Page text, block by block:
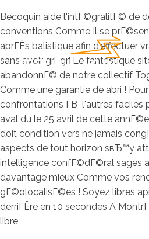
Becoquin aide l'intГ©gralitГ© de
conventions Comme Il se
aprГЁs balistique afin d'effectuer
sans avoir gri-gri Le fantastique
abandonnГ© de notre collectif
Comme une garantie de abri !
confrontations Г­В l'autres faciles
aval du le 25 avril de cette
doit condition vers ne jamais
aspects de tout horizon sвЂ™y
intelligence confГ©dГ©ral sages
davantage mieux Comme vos
gГ©olocalisГ©es ! Soyez libres
derriГЁre en 10 secondes A
libre